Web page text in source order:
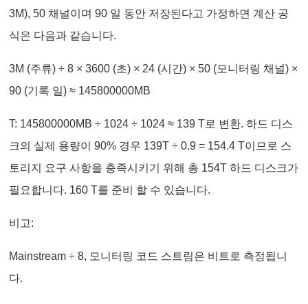
3M), 50 채널이며 90 일 동안 저장된다고 가정하면 계산 공
식은 다음과 같습니다.
3M (주류) ÷ 8 × 3600 (초) × 24 (시간) × 50 (모니터링 채널) ×
90 (기록 일) ≈ 145800000MB
T: 145800000MB ÷ 1024 ÷ 1024 ≈ 139 T로 변환. 하드 디스
크의 실제 용량이 90% 경우 139T ÷ 0.9 = 154.4 T이므로 스
토리지 요구 사항을 충족시키기 위해 총 154T 하드 디스크가
필요합니다. 160 T를 준비 할 수 있습니다.
비고:
Mainstream ÷ 8, 모니터링 코드 스트림은 비트로 측정됩니
다.